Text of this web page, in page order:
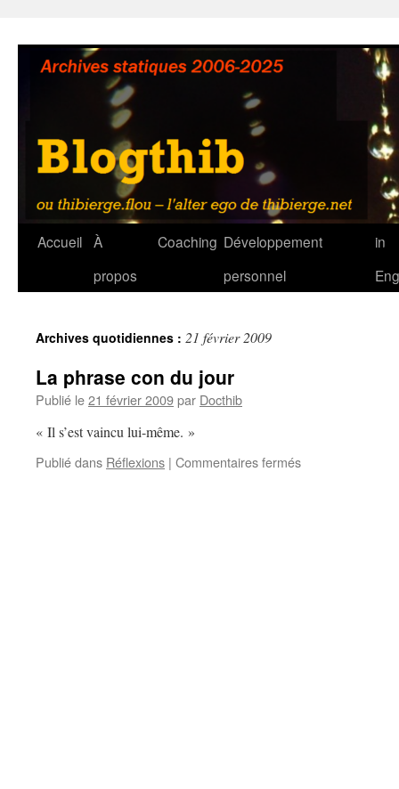
contenu
Accueil À
propos
Coaching Développement
personnel
in
Archives quotidiennes : 21 février 2009
La phrase con du jour
Publié le21 février 2009par Docthib
« Il s’est vaincu lui-même. »
Publié dans Réflexions | Commentaires ferméssur